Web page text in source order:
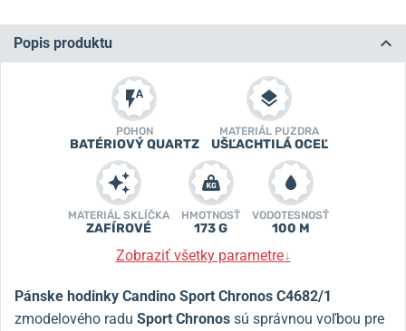
Popis produktu
POHON
BATÉRIOVÝ QUARTZ
MATERIÁL PUZDRA
UŠĽACHTILÁ OCEĽ
MATERIÁL SKLÍČKA
ZAFÍROVÉ
HMOTNOSŤ
173 G
VODOTESNOSŤ
100 M
Zobraziť všetky parametre↓
Pánske hodinky Candino Sport Chronos C4682/1
zmodelového radu Sport Chronos sú správnou voľbou pre